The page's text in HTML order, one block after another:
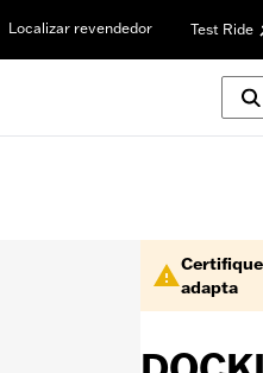
Localizar revendedor Test Ride
adapta